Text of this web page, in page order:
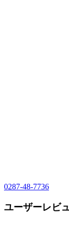
0287-48-7736
ユーザーレビ